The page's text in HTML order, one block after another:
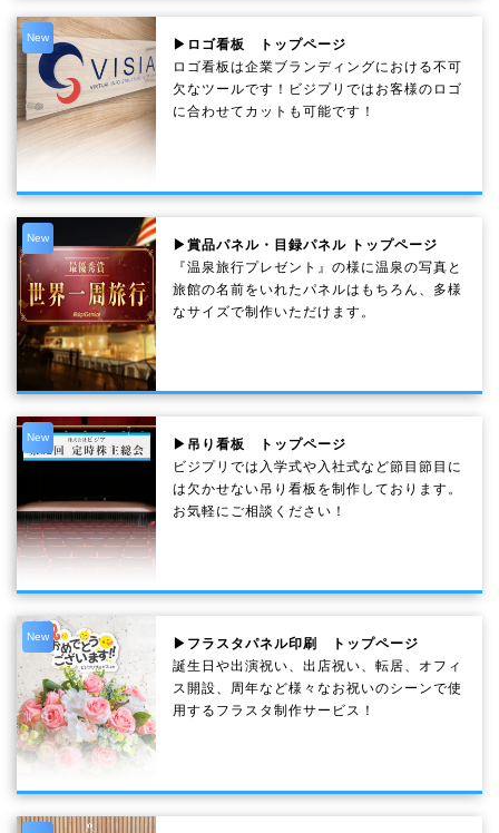
New
▶ロゴ看板 トップページ
ロゴ看板は企業ブランディングにおける不可
欠なツールです！ビジプリではお客様のロゴ
に合わせてカットも可能です！
New
▶賞品パネル・目録パネル トップページ
『温泉旅行プレゼント』の様に温泉の写真と
旅館の名前をいれたパネルはもちろん、多様
なサイズで制作いただけます。
New
▶吊り看板 トップページ
ビジプリでは入学式や入社式など節目節目に
は欠かせない吊り看板を制作しております。
お気軽にご相談ください！
New
▶フラスタパネル印刷 トップページ
誕生日や出演祝い、出店祝い、転居、オフィ
ス開設、周年など様々なお祝いのシーンで使
用するフラスタ制作サービス！